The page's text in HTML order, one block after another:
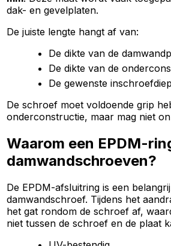
dak- en gevelplaten.
De juiste lengte hangt af van:
De dikte van de
De dikte van de
De gewenste
De schroef moet voldoende grip
onderconstructie, maar mag niet
Waarom een EPDM-
damwandschroeven?
De EPDM-afsluitring is een
damwandschroef. Tijdens het
het gat rondom de schroef af,
niet tussen de schroef en de plaat